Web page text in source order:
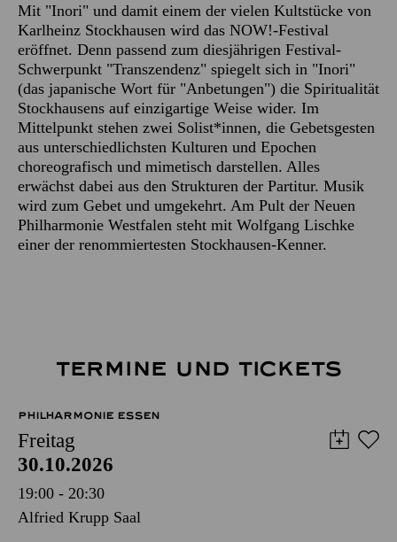
Mit "Inori" und damit einem der vielen Kultstücke von
Karlheinz Stockhausen wird das NOW!-Festival
eröffnet. Denn passend zum diesjährigen Festival-
Schwerpunkt "Transzendenz" spiegelt sich in "Inori"
(das japanische Wort für "Anbetungen") die Spiritualität
Stockhausens auf einzigartige Weise wider. Im
Mittelpunkt stehen zwei Solist*innen, die Gebetsgesten
aus unterschiedlichsten Kulturen und Epochen
choreografisch und mimetisch darstellen. Alles
erwächst dabei aus den Strukturen der Partitur. Musik
wird zum Gebet und umgekehrt. Am Pult der Neuen
Philharmonie Westfalen steht mit Wolfgang Lischke
einer der renommiertesten Stockhausen-Kenner.
TERMINE UND TICKETS
PHILHARMONIE ESSEN
Freitag
30.10.2026
19:00 - 20:30
Alfried Krupp Saal